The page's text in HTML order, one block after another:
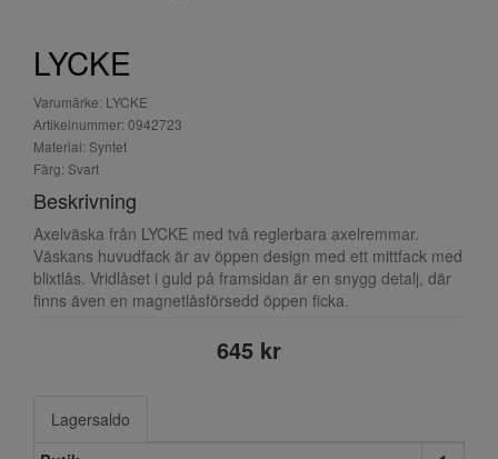
LYCKE
Varumärke: LYCKE
Artikelnummer: 0942723
Material: Syntet
Färg: Svart
Beskrivning
Axelväska från LYCKE med två reglerbara axelremmar.
Väskans huvudfack är av öppen design med ett mittfack med
blixtlås. Vridlåset i guld på framsidan är en snygg detalj, där
finns även en magnetlåsförsedd öppen ficka.
645 kr
Lagersaldo